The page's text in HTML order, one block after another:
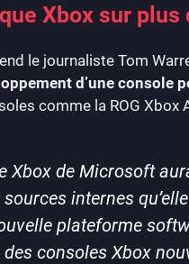
Xbox sur plus
le journaliste Tom
d’une console
comme la ROG
Xbox de Microsoft
internes
plateforme
consoles Xbox